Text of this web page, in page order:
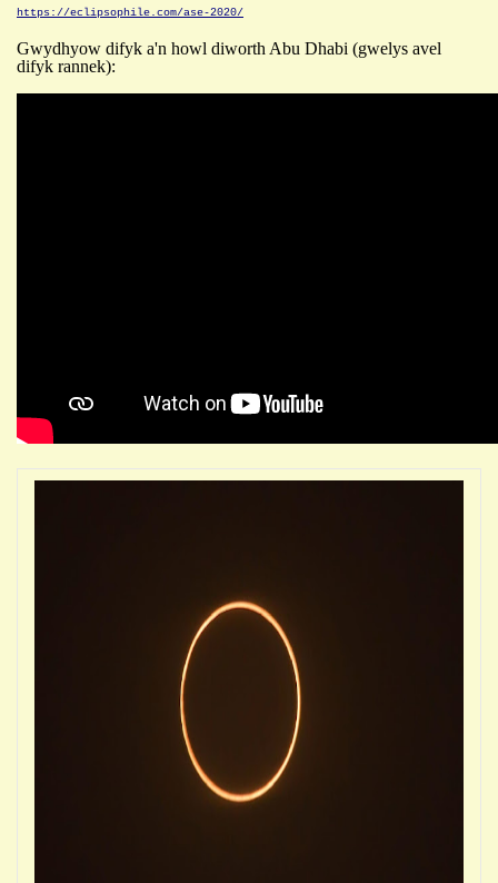
https://eclipsophile.com/ase-2020/
Gwydhyow difyk a'n howl diworth Abu Dhabi (gwelys avel
difyk rannek):